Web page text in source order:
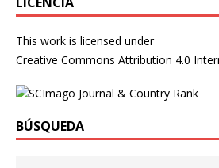
This work is licensed under
Creative Commons Attribution 4.0
BÚSQUEDA